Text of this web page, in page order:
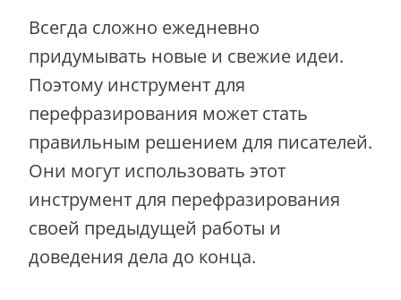
Всегда сложно ежедневно
придумывать новые и свежие идеи.
Поэтому инструмент для
перефразирования может стать
правильным решением для писателей.
Они могут использовать этот
инструмент для перефразирования
своей предыдущей работы и
доведения дела до конца.